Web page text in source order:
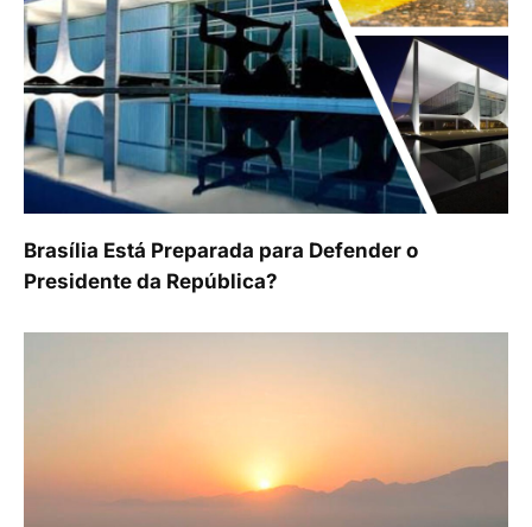
Brasília Está Preparada para Defender o
Presidente da República?